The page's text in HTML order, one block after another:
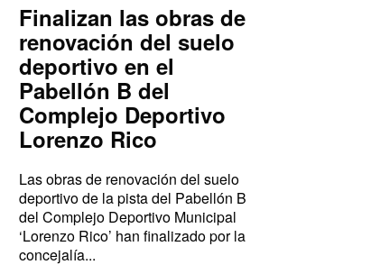
Finalizan las obras de
renovación del suelo
deportivo en el
Pabellón B del
Complejo Deportivo
Lorenzo Rico
Las obras de renovación del suelo
deportivo de la pista del Pabellón B
del Complejo Deportivo Municipal
‘Lorenzo Rico’ han finalizado por la
concejalía...